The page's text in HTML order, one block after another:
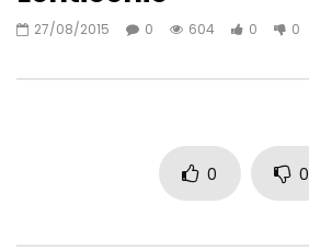
27/08/2015 0 604 0 0
0 0